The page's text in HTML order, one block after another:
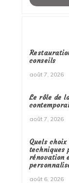
conseils
août 7, 2026
Le rôle de
août 7, 2026
Quels choix
techniques
rénovation
août 6, 2026